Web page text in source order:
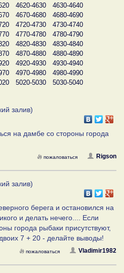
4620-4630
4630-4640
4670-4680
4680-4690
4720-4730
4730-4740
4770-4780
4780-4790
4820-4830
4830-4840
4870-4880
4880-4890
4920-4930
4930-4940
4970-4980
4980-4990
5020-5030
5030-5040
залив)
на дамбе со стороны города
Rigson
пожаловаться
залив)
берега и остановился на
и делать нечего.... Если
города рыбаки присутствуют,
7 + 20 - делайте выводы!
Vladimir1982
пожаловаться